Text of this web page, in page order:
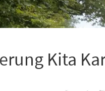
Kita